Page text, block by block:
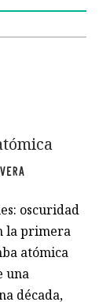
oscuridad
la primera
atómica
una
década,